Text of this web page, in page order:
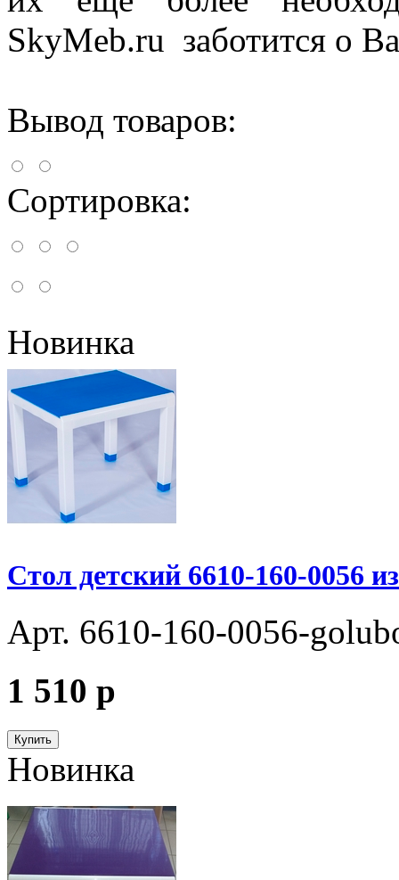
SkyMeb.ru заботится о
Вывод товаров:
Сортировка:
Новинка
Стол детский 6610-160-0056
Арт. 6610-160-0056-
1 510 p
Купить
Новинка